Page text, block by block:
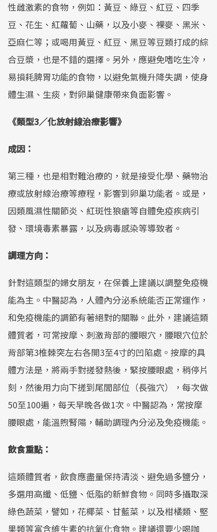
性雌激素的食物，例如：黃豆、綠豆、紅豆、四季
豆、花生、紅蘿蔔、山藥，以及小麥、裸麥、黑米、
亞麻仁等；或喝用黃豆、紅豆、黑豆等豆類打成的綜
合豆漿，也是不錯的選擇。另外，應避免嗜吃生冷，
易損耗脾胃功能的食物，以避免氣機升降失調，使身
體生濕、生痰，對卵巢健康帶來負面影響。
《類型3／化放射線治療影響》
成因：
第三種，也是相對難治療的，就是接受化學、藥物治
療或放射線治療等療程，影響到卵巢功能者。或是，
因類風濕性關節炎、紅斑性狼瘡等自體免疫疾病引
發、環境毒素暴露，以及病毒感染等導致者。
調理方向：
針對這類型的婦女朋友，在保養上建議以調整免疫機
能為主。中醫認為，人體內分泌系統能否正常運作，
和免疫機能的調節有著絕對的關聯。此外，建議這類
體質者，可常按摩、刺激背部的腰眼穴，腰眼穴位於
背部第3椎棘突左右各開3至4寸的凹陷處。按摩的具
體方法是，將兩手對搓發熱後，緊按腰眼處，稍停片
刻，然後用力向下搓到尾閭部位（長強穴），每次做
50至100遍，每天早晚各做1次。中醫認為，常按摩
腰眼處，能溫煦腎陽，輔助調理內分泌及免疫機能。
飲食重點：
這類體質者，飲食應盡量保持清淡、避免過多鹽分，
多選用高纖、低鹽、低脂的新鮮食物。同時多攝取深
綠色蔬菜，譬如，花椰菜、甘藍菜，以及柑橘類、堅
果類等富含維生素的抗氧化食物。建議還要少喝咖